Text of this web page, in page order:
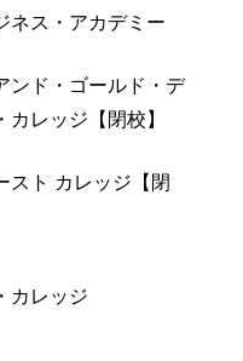
ネス・アカデミー
ンド・ゴールド・デ
カレッジ【閉校】
スト カレッジ【閉
カレッジ